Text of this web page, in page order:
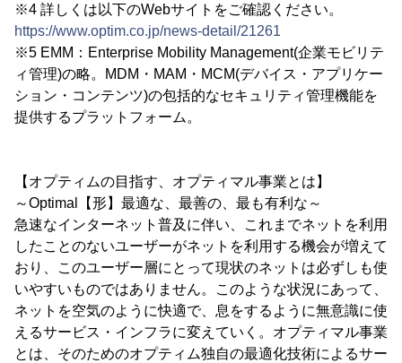
※4 詳しくは以下のWebサイトをご確認ください。
https://www.optim.co.jp/news-detail/21261
※5 EMM：Enterprise Mobility Management(企業モビリテ
ィ管理)の略。MDM・MAM・MCM(デバイス・アプリケー
ション・コンテンツ)の包括的なセキュリティ管理機能を
提供するプラットフォーム。
【オプティムの目指す、オプティマル事業とは】
～Optimal【形】最適な、最善の、最も有利な～
急速なインターネット普及に伴い、これまでネットを利用
したことのないユーザーがネットを利用する機会が増えて
おり、このユーザー層にとって現状のネットは必ずしも使
いやすいものではありません。このような状況にあって、
ネットを空気のように快適で、息をするように無意識に使
えるサービス・インフラに変えていく。オプティマル事業
とは、そのためのオプティム独自の最適化技術によるサー